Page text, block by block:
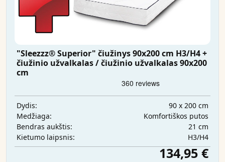
"Sleezzz® Superior" čiužinys 90x200 cm H3/H4 +
čiužinio užvalkalas / čiužinio užvalkalas 90x200
cm
Dydis:
90 x 200 cm
Medžiaga:
Komfortiškos putos
Bendras aukštis:
21 cm
Kietumo laipsnis:
H3/H4
134,95 €